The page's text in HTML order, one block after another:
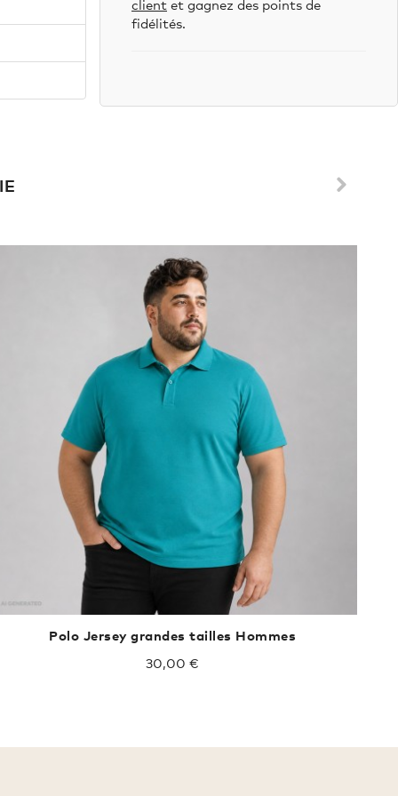
client et gagnez des points de
fidélités.
Polo Jersey grandes tailles Hommes
30,00 €